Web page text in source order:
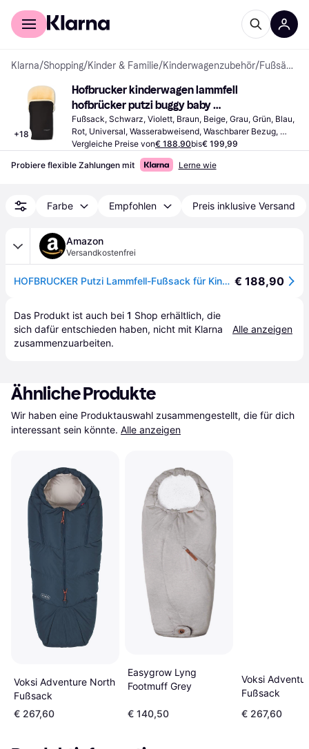
Für Shopper
Klarna/Shopping/Kinder & Familie/Kinderwagenzubehör/ Fußsäcke
+18
Hofbrucker kinderwagen lammfell
hofbrücker putzi buggy baby
kinderfußsack
Fußsack, Schwarz, Violett, Braun, Beige, Grau, Grün, Blau,
Rot, Universal, Wasserabweisend, Waschbarer Bezug,
Abnehmbare Abdeckung, Material: Polyester
Vergleiche Preise von€ 188,90bis€ 199,99
Probiere flexible Zahlungen mit Lerne wie
Farbe Empfohlen Preis inklusive Versand
Amazon
Versandkostenfrei
HOFBRUCKER Putzi Lammfell-Fußsack für Kinderwagen & Buggy | Winterfußsack 90 x 34 cm | Wind- & wasserabweisend | Oberteil per Rundum-Reißverschluss abnehmbar | Made in Germany € 188,90
Das Produkt ist auch bei 1 Shop erhältlich, die
sich dafür entschieden haben, nicht mit Klarna
zusammenzuarbeiten.
Alle anzeigen
Ähnliche Produkte
Wir haben eine Produktauswahl zusammengestellt, die für dich
interessant sein könnte. Alle anzeigen
Voksi Adventure North
Fußsack
€ 267,60
Easygrow Lyng
Footmuff Grey
€ 140,50
Voksi
Fußsack
€ 267,60